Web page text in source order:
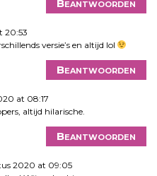
Beantwoorden
20:53
versie’s en altijd lol
Beantwoorden
at 08:17
altijd hilarische.
Beantwoorden
2020 at 09:05